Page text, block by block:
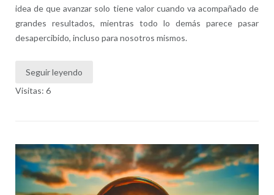
idea de que avanzar solo tiene valor cuando va acompañado de
grandes resultados, mientras todo lo demás parece pasar
desapercibido, incluso para nosotros mismos.
Seguir leyendo
Visitas: 6